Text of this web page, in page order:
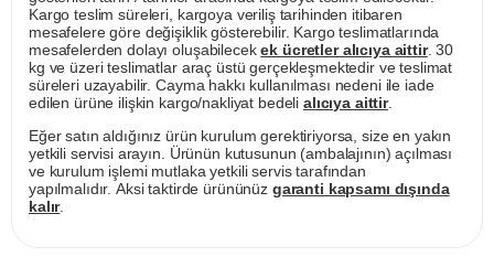
Kargo teslim süreleri, kargoya veriliş tarihinden itibaren
mesafelere göre değişiklik gösterebilir. Kargo teslimatlarında
mesafelerden dolayı oluşabilecekek ücretler alıcıya aittir. 30
kg ve üzeri teslimatlar araç üstü gerçekleşmektedir ve teslimat
süreleri uzayabilir. Cayma hakkı kullanılması nedeni ile iade
edilen ürüne ilişkin kargo/nakliyat bedeli alıcıya aittir.
Eğer satın aldığınız ürün kurulum gerektiriyorsa, size en yakın
yetkili servisi arayın. Ürünün kutusunun (ambalajının) açılması
ve kurulum işlemi mutlaka yetkili servis tarafından
yapılmalıdır. Aksi taktirde ürününüz garanti kapsamı dışında
kalır.